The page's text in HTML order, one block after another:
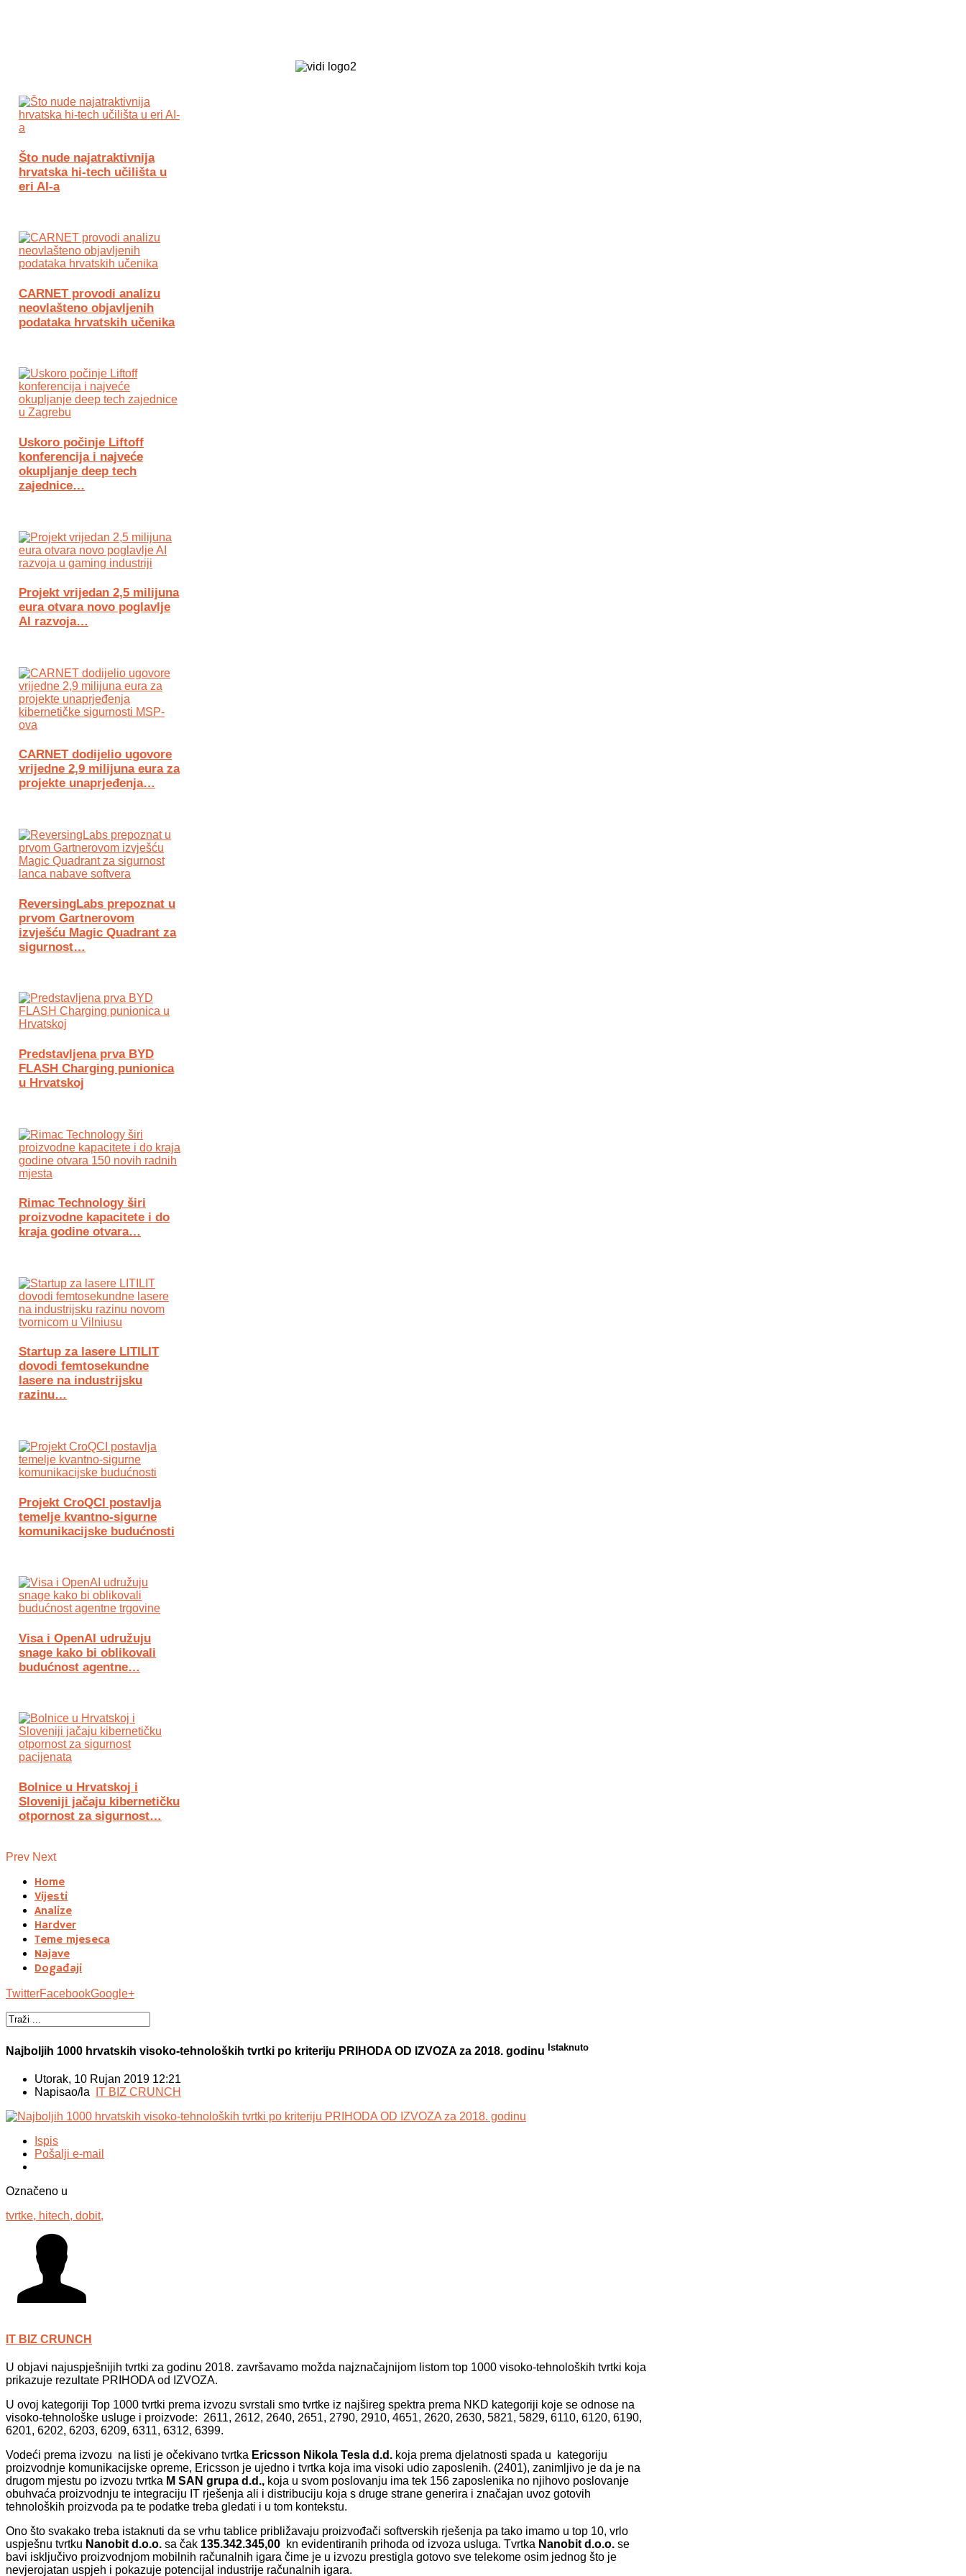
Što nude najatraktivnija
hrvatska hi-tech učilišta u
eri AI-a
CARNET provodi analizu
neovlašteno objavljenih
podataka hrvatskih učenika
Uskoro počinje Liftoff
konferencija i najveće
okupljanje deep tech
zajednice…
Projekt vrijedan 2,5 milijuna
eura otvara novo poglavlje
AI razvoja…
CARNET dodijelio ugovore
vrijedne 2,9 milijuna eura za
projekte unaprjeđenja…
ReversingLabs prepoznat u
prvom Gartnerovom
izvješću Magic Quadrant za
sigurnost…
Predstavljena prva BYD
FLASH Charging punionica
u Hrvatskoj
Rimac Technology širi
proizvodne kapacitete i do
kraja godine otvara…
Startup za lasere LITILIT
dovodi femtosekundne
lasere na industrijsku
razinu…
Projekt CroQCI postavlja
temelje kvantno-sigurne
komunikacijske budućnosti
Visa i OpenAI udružuju
snage kako bi oblikovali
budućnost agentne…
Bolnice u Hrvatskoj i
Sloveniji jačaju kibernetičku
otpornost za sigurnost…
Prev Next
Home
Vijesti
Analize
Hardver
Teme mjeseca
Najave
Događaji
TwitterFacebookGoogle+
Najboljih 1000 hrvatskih visoko-tehnoloških tvrtki po kriteriju PRIHODA OD IZVOZA za 2018. godinu Istaknuto
Utorak, 10 Rujan 2019 12:21
Napisao/la
IT BIZ CRUNCH
Ispis
Pošalji e-mail
Označeno u
tvrtke, hitech, dobit,
IT BIZ CRUNCH
U objavi najuspješnijih tvrtki za godinu 2018. završavamo možda najznačajnijom listom top 1000 visoko-tehnoloških tvrtki koja
prikazuje rezultate PRIHODA od IZVOZA.
U ovoj kategoriji Top 1000 tvrtki prema izvozu svrstali smo tvrtke iz najšireg spektra prema NKD kategoriji koje se odnose na
visoko-tehnološke usluge i proizvode: 2611, 2612, 2640, 2651, 2790, 2910, 4651, 2620, 2630, 5821, 5829, 6110, 6120, 6190,
6201, 6202, 6203, 6209, 6311, 6312, 6399.
Vodeći prema izvozu na listi je očekivano tvrtka Ericsson Nikola Tesla d.d. koja prema djelatnosti spada u kategoriju
proizvodnje komunikacijske opreme, Ericsson je ujedno i tvrtka koja ima visoki udio zaposlenih. (2401), zanimljivo je da je na
drugom mjestu po izvozu tvrtka M SAN grupa d.d., koja u svom poslovanju ima tek 156 zaposlenika no njihovo poslovanje
obuhvaća proizvodnju te integraciju IT rješenja ali i distribuciju koja s druge strane generira i značajan uvoz gotovih
tehnoloških proizvoda pa te podatke treba gledati i u tom kontekstu.
Ono što svakako treba istaknuti da se vrhu tablice približavaju proizvođači softverskih rješenja pa tako imamo u top 10, vrlo
uspješnu tvrtku Nanobit d.o.o. sa čak 135.342.345,00 kn evidentiranih prihoda od izvoza usluga. Tvrtka Nanobit d.o.o. se
bavi isključivo proizvodnjom mobilnih računalnih igara čime je u izvozu prestigla gotovo sve telekome osim jednog što je
nevjerojatan uspjeh i pokazuje potencijal industrije računalnih igara.